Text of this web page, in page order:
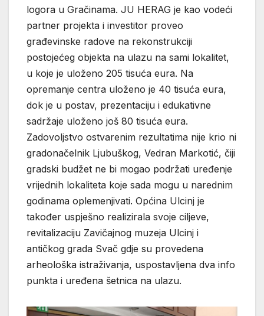
logora u Gračinama. JU HERAG je kao vodeći
partner projekta i investitor proveo
građevinske radove na rekonstrukciji
postojećeg objekta na ulazu na sami lokalitet,
u koje je uloženo 205 tisuća eura. Na
opremanje centra uloženo je 40 tisuća eura,
dok je u postav, prezentaciju i edukativne
sadržaje uloženo još 80 tisuća eura.
Zadovoljstvo ostvarenim rezultatima nije krio ni
gradonačelnik Ljubuškog, Vedran Markotić, čiji
gradski budžet ne bi mogao podržati uređenje
vrijednih lokaliteta koje sada mogu u narednim
godinama oplemenjivati. Općina Ulcinj je
također uspješno realizirala svoje ciljeve,
revitalizaciju Zavičajnog muzeja Ulcinj i
antičkog grada Svač gdje su provedena
arheološka istraživanja, uspostavljena dva info
punkta i uređena šetnica na ulazu.